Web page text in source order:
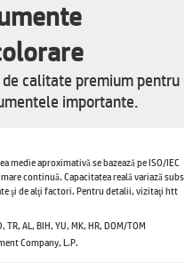
calitate premium pentru
importante.
medie aproximativă se bazează pe ISO/IEC
continuă. Capacitatea reală variază subs
şi de alţi factori. Pentru detalii, vizitaţi htt
TR, AL, BIH, YU, MK, HR, DOM/TOM
Company, L.P.